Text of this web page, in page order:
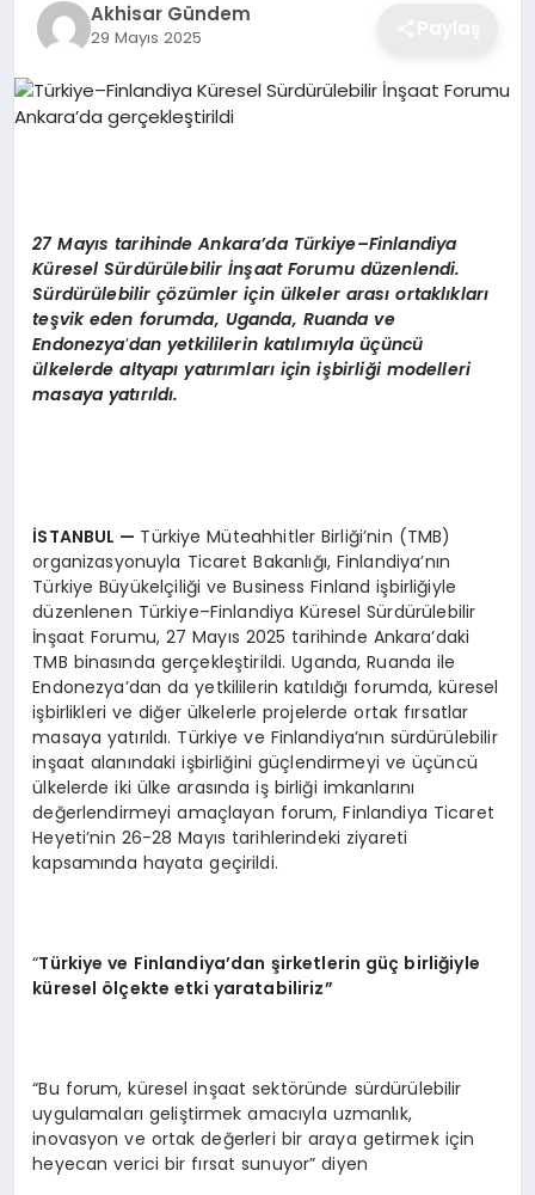
Akhisar Gündem
29 Mayıs 2025
27 Mayıs tarihinde Ankara’da Türkiye–Finlandiya
Küresel Sürdürülebilir İnşaat Forumu düzenlendi.
Sürdürülebilir çözümler için ülkeler arası ortaklıkları
teşvik eden forumda, Uganda, Ruanda ve
Endonezya’dan yetkililerin katılımıyla üçüncü
ülkelerde altyapı yatırımları için işbirliği modelleri
masaya yatırıldı.
İSTANBUL — Türkiye Müteahhitler Birliği’nin (TMB)
organizasyonuyla Ticaret Bakanlığı, Finlandiya’nın
Türkiye Büyükelçiliği ve Business Finland işbirliğiyle
düzenlenen Türkiye–Finlandiya Küresel Sürdürülebilir
İnşaat Forumu, 27 Mayıs 2025 tarihinde Ankara’daki
TMB binasında gerçekleştirildi. Uganda, Ruanda ile
Endonezya’dan da yetkililerin katıldığı forumda, küresel
işbirlikleri ve diğer ülkelerle projelerde ortak fırsatlar
masaya yatırıldı. Türkiye ve Finlandiya’nın sürdürülebilir
inşaat alanındaki işbirliğini güçlendirmeyi ve üçüncü
ülkelerde iki ülke arasında iş birliği imkanlarını
değerlendirmeyi amaçlayan forum, Finlandiya Ticaret
Heyeti’nin 26-28 Mayıs tarihlerindeki ziyareti
kapsamında hayata geçirildi.
“Türkiye ve Finlandiya’dan şirketlerin güç birliğiyle
küresel ölçekte etki yaratabiliriz”
“Bu forum, küresel inşaat sektöründe sürdürülebilir
uygulamaları geliştirmek amacıyla uzmanlık,
inovasyon ve ortak değerleri bir araya getirmek için
heyecan verici bir fırsat sunuyor” diyen